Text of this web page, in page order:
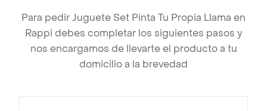
Para pedir Juguete Set Pinta Tu Propia Llama en
Rappi debes completar los siguientes pasos y
nos encargamos de llevarte el producto a tu
domicilio a la brevedad